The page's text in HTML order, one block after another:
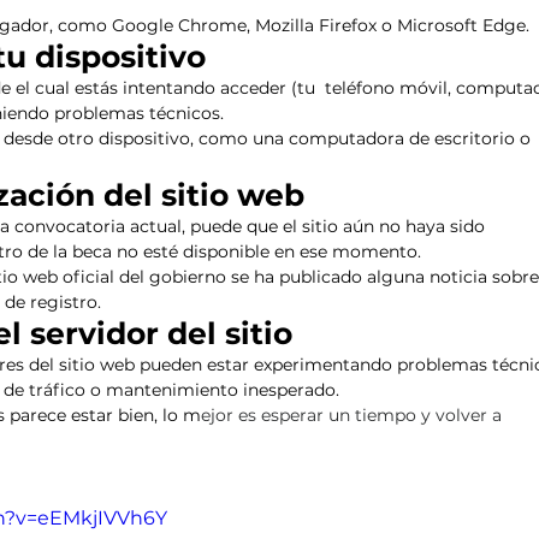
como Google Chrome, Mozilla Firefox o Microsoft Edge.
dispositivo
el cual estás intentando acceder (tu  teléfono móvil,
problemas técnicos.
desde otro dispositivo, como una computadora de escritorio o
del sitio web
convocatoria actual, puede que el sitio aún no haya sido
de la beca no esté disponible en ese momento.
web oficial del gobierno se ha publicado alguna noticia
de registro.
servidor del sitio
del sitio web pueden estar experimentando problemas
tráfico o mantenimiento inesperado.
parece estar bien, lo mejor es esperar un tiempo y volver a